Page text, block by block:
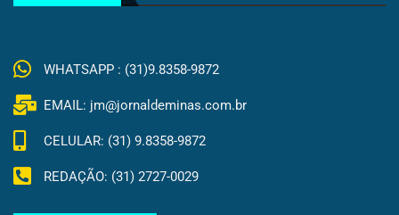
WHATSAPP : (31)9.8358-9872
EMAIL: jm@jornaldeminas.com.br
CELULAR: (31) 9.8358-9872
REDAÇÃO: (31) 2727-0029